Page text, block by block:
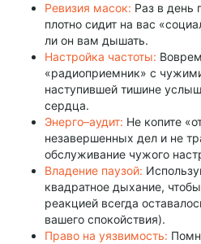
Ревизия масок: Раз в день
плотно сидит на вас
ли он вам дышать.
Настройка частоты:
«радиоприемник» с
наступившей тишине
сердца.
Энерго–аудит: Не копите
незавершенных дел и не
обслуживание чужого
Владение паузой:
квадратное дыхание,
реакцией всегда
вашего спокойствия).
Право на уязвимость: